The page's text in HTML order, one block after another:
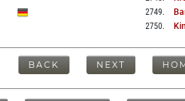
2749.
2750.
BACK NEXT